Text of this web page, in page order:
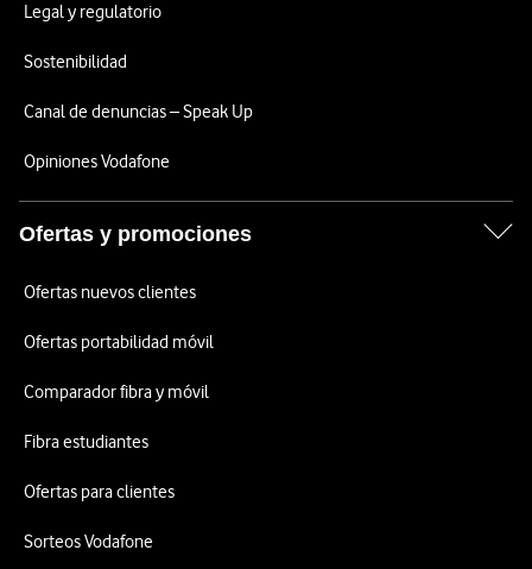
Legal y regulatorio
Sostenibilidad
Canal de denuncias – Speak Up
Opiniones Vodafone
Ofertas y promociones
Ofertas nuevos clientes
Ofertas portabilidad móvil
Comparador fibra y móvil
Fibra estudiantes
Ofertas para clientes
Sorteos Vodafone